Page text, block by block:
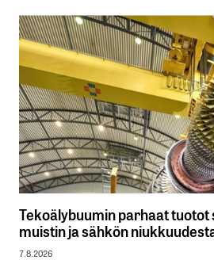
Tekoälybuumin parhaat
muistin ja sähkön
7.8.2026